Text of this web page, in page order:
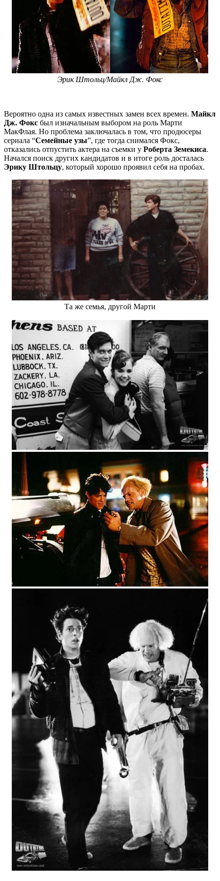
Эрик Штольц/Майкл Дж. Фокс
Вероятно одна из самых известных замен всех времен. Майкл
Дж. Фокс был изначальным выбором на роль Марти
МакФлая. Но проблема заключалась в том, что продюсеры
сериала “Семейные узы”, где тогда снимался Фокс,
отказались отпустить актера на съемки у Роберта Земекиса.
Начался поиск других кандидатов и в итоге роль досталась
Эрику Штольцу, который хорошо проявил себя на пробах.
Та же семья, другой Марти